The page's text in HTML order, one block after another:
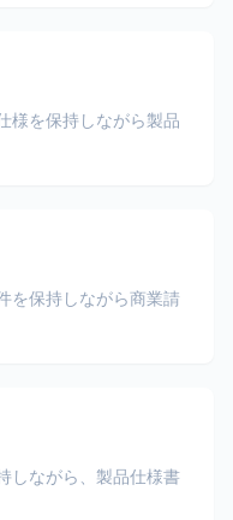
様を保持しながら製品
を保持しながら商業請
しながら、製品仕様書